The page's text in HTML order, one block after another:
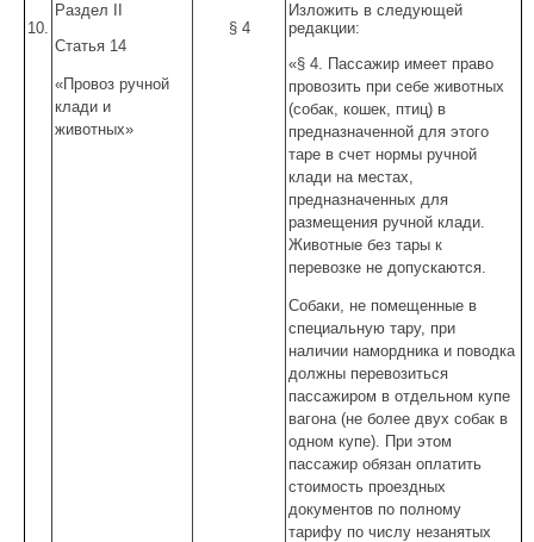
10.
Раздел II
Статья 14
«Провоз ручной
клади и
животных»
§ 4
Изложить в следующей
редакции:
«§ 4. Пассажир имеет право
провозить при себе животных
(собак, кошек, птиц) в
предназначенной для этого
таре в счет нормы ручной
клади на местах,
предназначенных для
размещения ручной клади.
Животные без тары к
перевозке не допускаются.
Собаки, не помещенные в
специальную тару, при
наличии намордника и поводка
должны перевозиться
пассажиром в отдельном купе
вагона (не более двух собак в
одном купе). При этом
пассажир обязан оплатить
стоимость проездных
документов по полному
тарифу по числу незанятых